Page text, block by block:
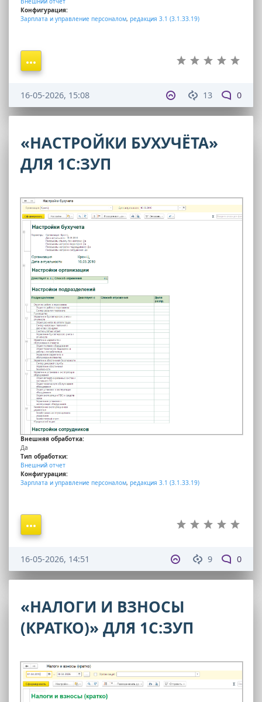
Конфигурация:
Зарплата и управление персоналом, редакция 3.1 (3.1.33.19)
13 0
16-05-2026, 15:08
«НАСТРОЙКИ БУХУЧЁТА»
ДЛЯ 1С:ЗУП
Внешняя обработка:
Да
Тип обработки:
Внешний отчет
Конфигурация:
Зарплата и управление персоналом, редакция 3.1 (3.1.33.19)
9 0
16-05-2026, 14:51
«НАЛОГИ И ВЗНОСЫ
(КРАТКО)» ДЛЯ 1С:ЗУП